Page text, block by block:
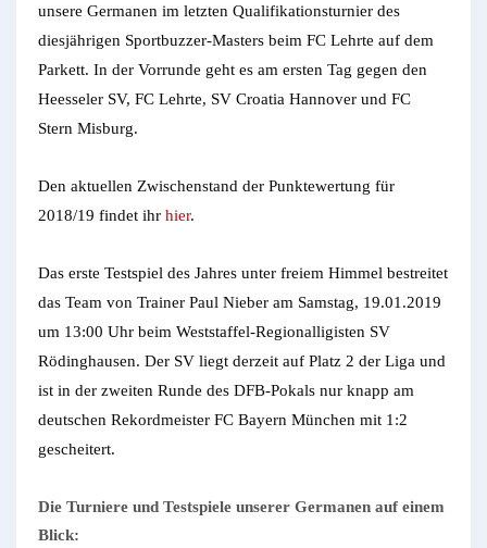
unsere Germanen im letzten Qualifikationsturnier des
diesjährigen Sportbuzzer-Masters beim FC Lehrte auf dem
Parkett. In der Vorrunde geht es am ersten Tag gegen den
Heesseler SV, FC Lehrte, SV Croatia Hannover und FC
Stern Misburg.
Den aktuellen Zwischenstand der Punktewertung für
2018/19 findet ihr hier.
Das erste Testspiel des Jahres unter freiem Himmel bestreitet
das Team von Trainer Paul Nieber am Samstag, 19.01.2019
um 13:00 Uhr beim Weststaffel-Regionalligisten SV
Rödinghausen. Der SV liegt derzeit auf Platz 2 der Liga und
ist in der zweiten Runde des DFB-Pokals nur knapp am
deutschen Rekordmeister FC Bayern München mit 1:2
gescheitert.
Die Turniere und Testspiele unserer Germanen auf einem
Blick: